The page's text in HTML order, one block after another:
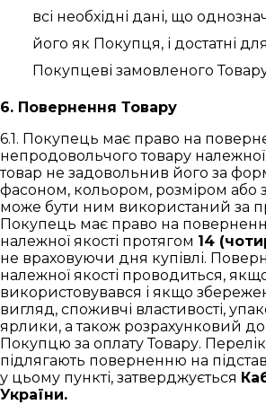
всі необхідні дані, що
його як Покупця, і достатні
Покупцеві замовленого
6. Повернення Товару
6.1. Покупець має право на
непродовольчого товару належної
товар не задовольнив його за
фасоном, кольором, розміром або
може бути ним використаний за
Покупець має право на
належної якості протягом 14
не враховуючи дня купівлі.
належної якості проводиться,
використовувався і якщо
вигляд, споживчі властивості,
ярлики, а також розрахунковий
Покупцю за оплату Товару.
підлягають поверненню на
у цьому пункті, затверджується
України.